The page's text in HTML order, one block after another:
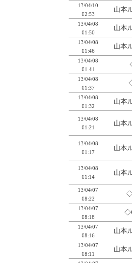
13/04/10
02:53
山本
13/04/08
01:50
山本
13/04/08
01:46
山本
13/04/08
01:41
13/04/08
01:37
13/04/08
01:32
山本
13/04/08
01:21
山本
13/04/08
01:17
山本
13/04/08
01:14
山本
13/04/07
08:22
13/04/07
08:18
13/04/07
08:16
山本
13/04/07
08:11
山本